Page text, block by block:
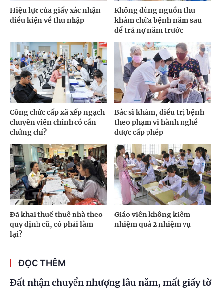
Hiệu lực của giấy xác nhận
điều kiện về thu nhập
Không dùng nguồn thu
khám chữa bệnh năm sau
để trả nợ năm trước
Công chức cấp xã xếp ngạch
chuyên viên chính có cần
chứng chỉ?
Bác sĩ khám, điều trị bệnh
theo phạm vi hành nghề
được cấp phép
Đã khai thuế thuê nhà theo
quy định cũ, có phải làm
lại?
Giáo viên không kiêm
nhiệm quá 2 nhiệm vụ
ĐỌC THÊM
Đất nhận chuyển nhượng lâu năm, mất giấy tờ